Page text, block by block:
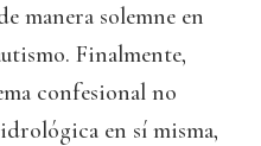
manera solemne en
Finalmente,
confesional no
en sí misma,